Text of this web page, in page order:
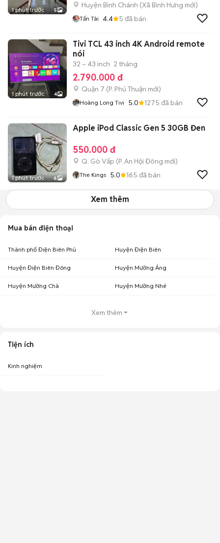
1 phút trước 5
Huyện Bình Chánh (Xã Bình Hưng mới)
Tấn Tài 4.4 5 đã bán
1 phút trước 4
Tivi TCL 43 inch 4K Android remote
nói
32 – 43 inch 2 tháng
2.790.000 đ
Quận 7 (P. Phú Thuận mới)
Hoàng Long Tivi 5.0 1275 đã bán
1 phút trước 6
Apple iPod Classic Gen 5 30GB Đen
550.000 đ
Q. Gò Vấp (P. An Hội Đông mới)
The Kings 5.0 165 đã bán
Xem thêm
Mua bán điện thoại
Thành phố Điện Biên Phủ Huyện Điện Biên
Huyện Điện Biên Đông Huyện Mường Ảng
Huyện Mường Chà Huyện Mường Nhé
Xem thêm
Tiện ích
Kinh nghiệm